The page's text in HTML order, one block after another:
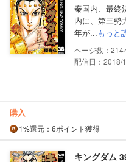
秦国内、最
内に、第三勢
年が...もっと
214
配信日：2018/
購入
1%還元 ：6ポイント獲得
キングダム